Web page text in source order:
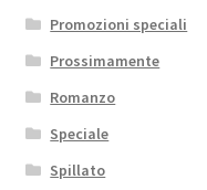
Promozioni speciali
Prossimamente
Romanzo
Speciale
Spillato